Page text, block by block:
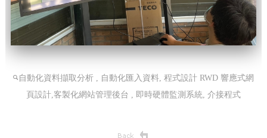
自動化資料擷取分析 , 自動化匯入資料, 程式設計 RWD 響應式網
頁設計,客製化網站管理後台 , 即時硬體監測系統, 介接程式